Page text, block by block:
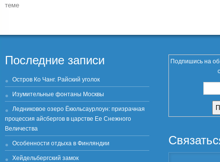
теме
Последние записи
Остров Ко Чанг. Райский уголок
Изумительные фонтаны Москвы
Ледниковое озеро Ёкюльсаурлоун: призрачная
процессия айсбергов в царстве Ее Снежного
Величества
Особенности отдыха в Финляндии
Хейдельбергский замок
Подпишись на